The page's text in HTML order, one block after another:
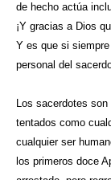
de hecho actúa
¡Y gracias a Dios
Y es que si
personal del
Los sacerdotes
tentados como
cualquier ser
los primeros doce